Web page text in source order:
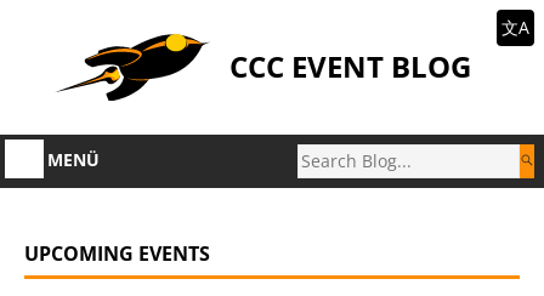
CCC EVENT BLOG
文A
MENÜ
UPCOMING EVENTS